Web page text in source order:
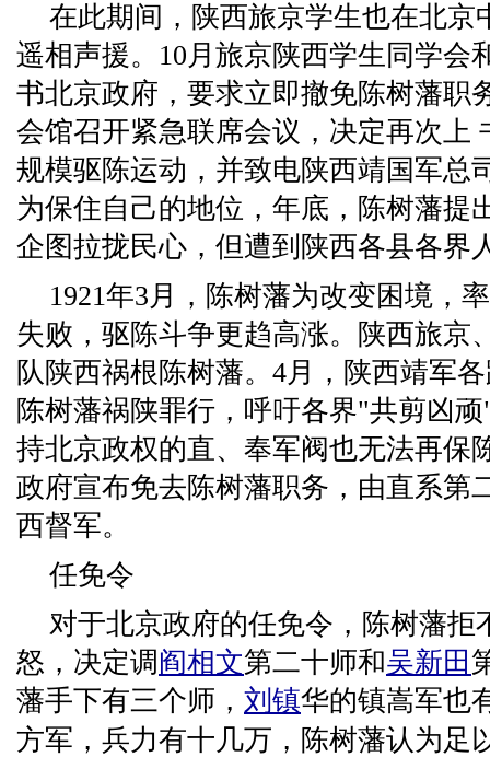
在此期间，陕西旅京学生也在北京
遥相声援。10月旅京陕西学生同学会
书北京政府，要求立即撤免陈树藩职
会馆召开紧急联席会议，决定再次上
规模驱陈运动，并致电陕西靖国军总
为保住自己的地位，年底，陈树藩提
企图拉拢民心，但遭到陕西各县各界
1921年3月，陈树藩为改变困境，
失败，驱陈斗争更趋高涨。陕西旅京
队陕西祸根陈树藩。4月，陕西靖军
陈树藩祸陕罪行，呼吁各界"共剪凶
持北京政权的直、奉军阀也无法再保
政府宣布免去陈树藩职务，由直系第
西督军。
任免令
对于北京政府的任免令，陈树藩拒
怒，决定调 阎相文第二十师和吴新田
藩手下有三个师， 刘镇华的镇嵩军也
方军，兵力有十几万，陈树藩认为足